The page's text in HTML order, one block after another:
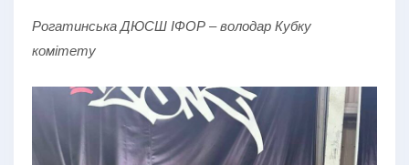
Рогатинська ДЮСШ ІФОР – володар Кубку
комітету